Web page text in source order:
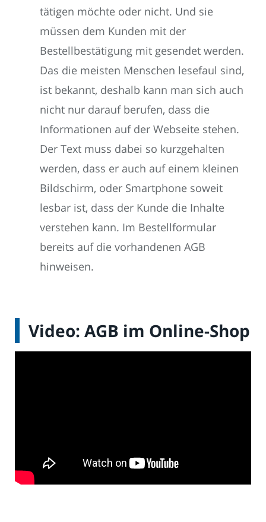
tätigen möchte oder nicht. Und sie
müssen dem Kunden mit der
Bestellbestätigung mit gesendet werden.
Das die meisten Menschen lesefaul sind,
ist bekannt, deshalb kann man sich auch
nicht nur darauf berufen, dass die
Informationen auf der Webseite stehen.
Der Text muss dabei so kurzgehalten
werden, dass er auch auf einem kleinen
Bildschirm, oder Smartphone soweit
lesbar ist, dass der Kunde die Inhalte
verstehen kann. Im Bestellformular
bereits auf die vorhandenen AGB
hinweisen.
Video: AGB im Online-Shop